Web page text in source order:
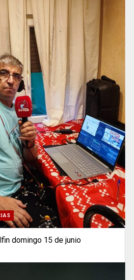
domingo 15 de junio